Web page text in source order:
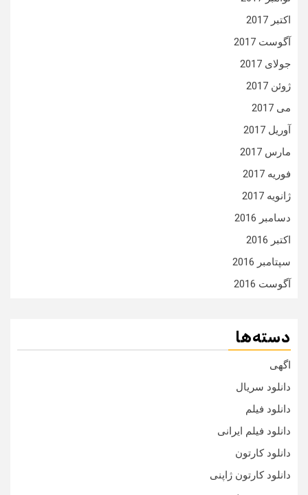
اکتبر 2017
آگوست 2017
جولای 2017
ژوئن 2017
می 2017
آوریل 2017
مارس 2017
فوریه 2017
ژانویه 2017
دسامبر 2016
اکتبر 2016
سپتامبر 2016
آگوست 2016
دسته‌ها
اگهی
دانلود سریال
دانلود فیلم
دانلود فیلم ایرانی
دانلود کارتون
دانلود کارتون ژاپنی